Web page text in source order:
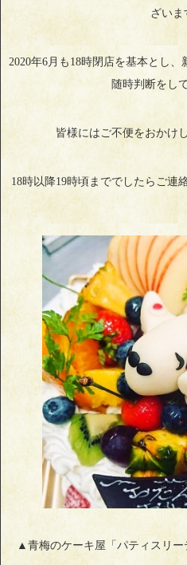
ざいま
2020年6月も18時閉店を基本とし
随時判断をし
皆様にはご不便をおかけ
18時以降19時頃まででしたらご連
▲青梅のケーキ屋「パティスリ